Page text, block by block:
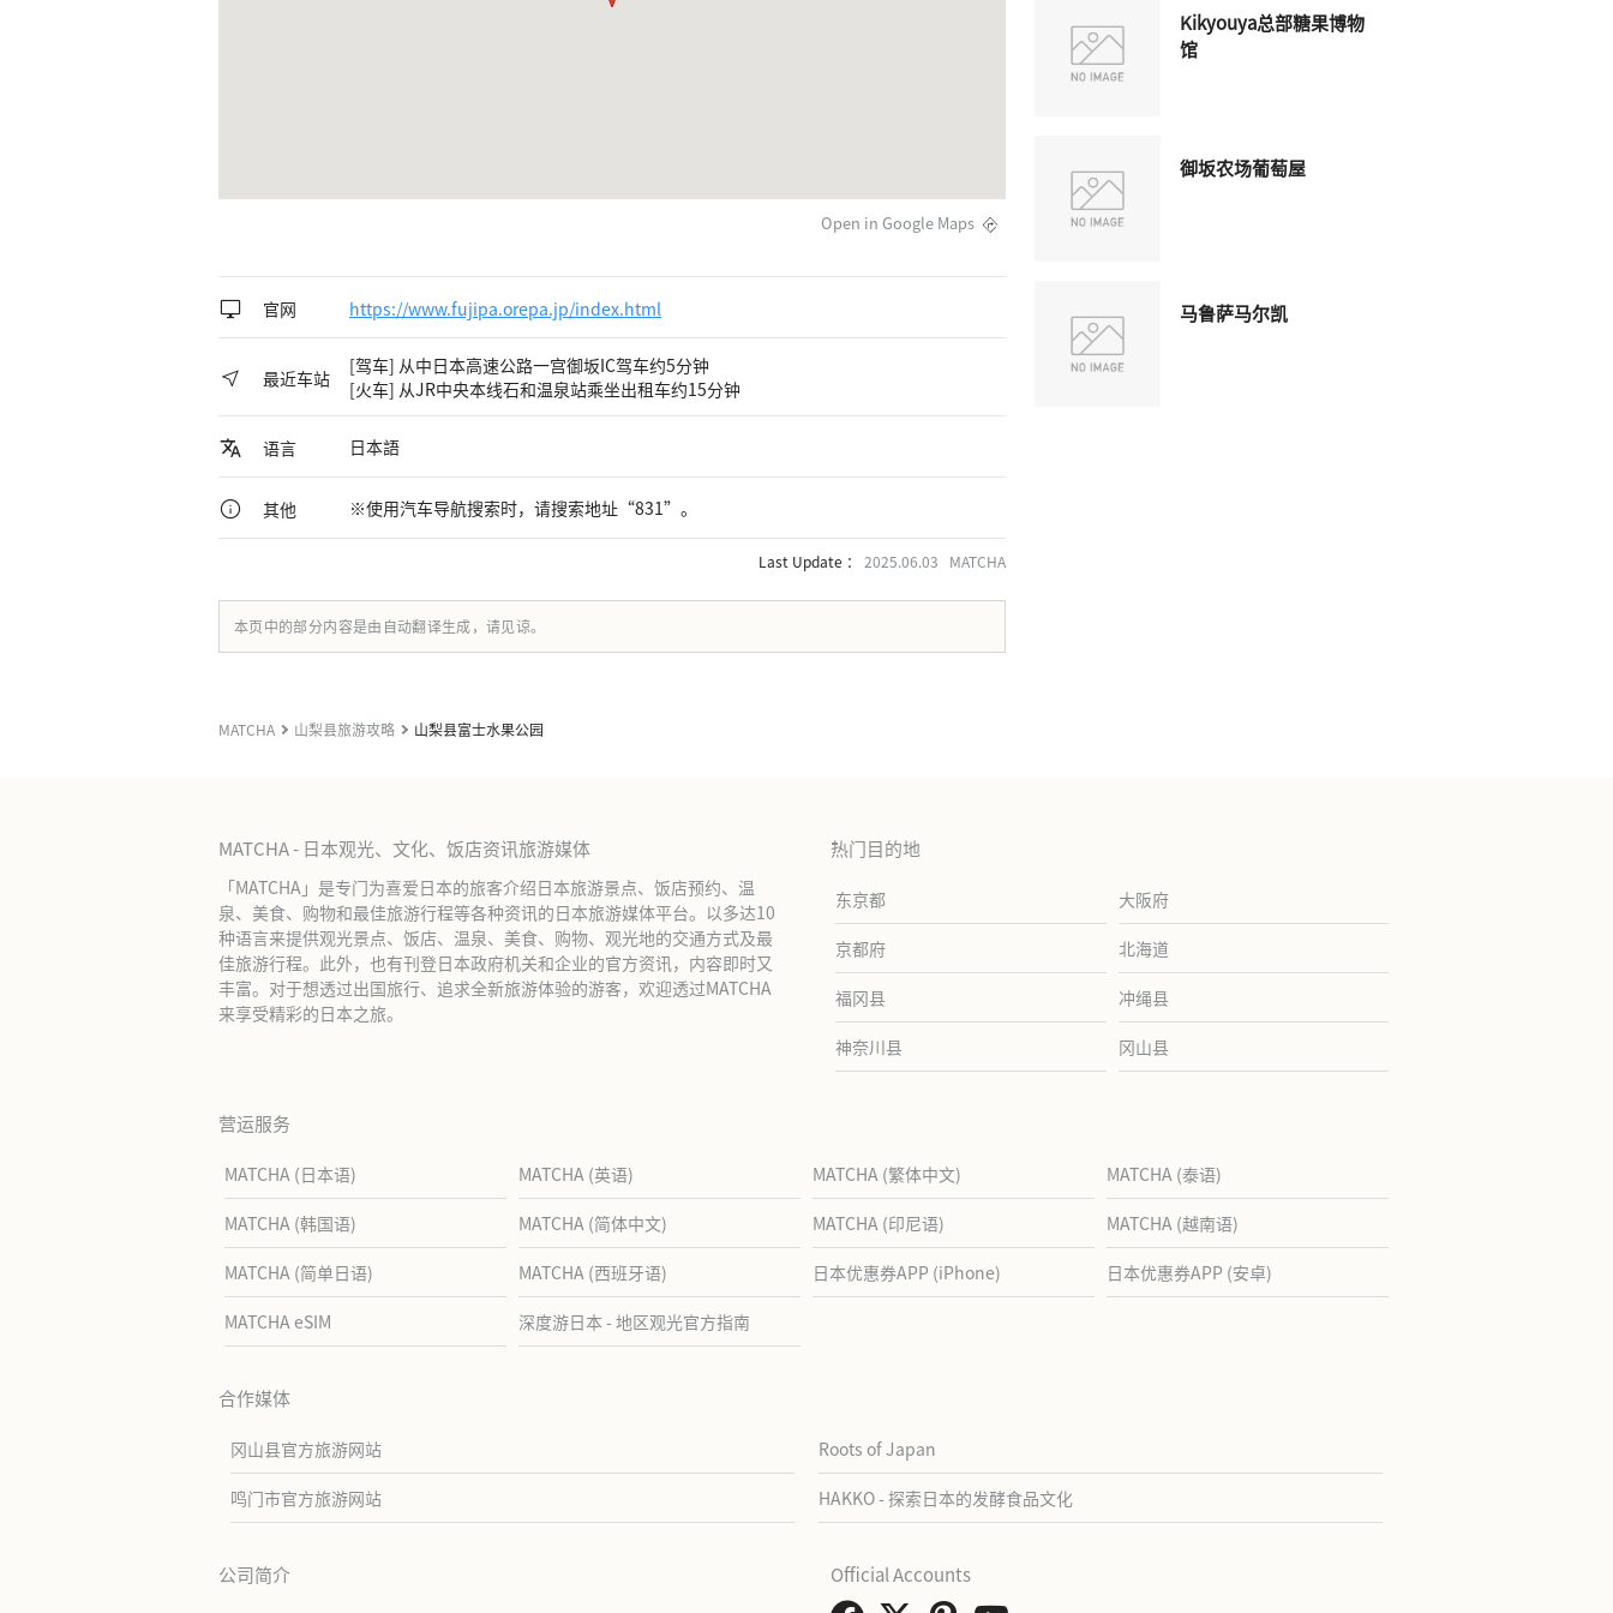
Open in Google Maps
官网 https://www.fujipa.orepa.jp/index.html
最近车站
[驾车] 从中日本高速公路一宫御坂IC驾车约5分钟
[火车] 从JR中央本线石和温泉站乘坐出租车约15分钟
语言 日本語
其他 ※使用汽车导航搜索时，请搜索地址“831”。
Last Update ： 2025.06.03 MATCHA
本页中的部分内容是由自动翻译生成，请见谅。
Kikyouya总部糖果博物
馆
御坂农场葡萄屋
马鲁萨马尔凯
MATCHA 山梨县旅游攻略 山梨县富士水果公园
MATCHA - 日本观光、文化、饭店资讯旅游媒体
「MATCHA」是专门为喜爱日本的旅客介绍日本旅游景点、饭店预约、温
泉、美食、购物和最佳旅游行程等各种资讯的日本旅游媒体平台。以多达10
种语言来提供观光景点、饭店、温泉、美食、购物、观光地的交通方式及最
佳旅游行程。此外，也有刊登日本政府机关和企业的官方资讯，内容即时又
丰富。对于想透过出国旅行、追求全新旅游体验的游客，欢迎透过MATCHA
来享受精彩的日本之旅。
热门目的地
东京都 大阪府
京都府 北海道
福冈县 冲绳县
神奈川县 冈山县
营运服务
MATCHA (日本语) MATCHA (英语) MATCHA (繁体中文) MATCHA (泰语)
MATCHA (韩国语) MATCHA (简体中文) MATCHA (印尼语) MATCHA (越南语)
MATCHA (简单日语) MATCHA (西班牙语) 日本优惠券APP (iPhone) 日本优惠券APP (安卓)
MATCHA eSIM 深度游日本 - 地区观光官方指南
合作媒体
冈山县官方旅游网站 Roots of Japan
鸣门市官方旅游网站 HAKKO - 探索日本的发酵食品文化
公司简介 Official Accounts